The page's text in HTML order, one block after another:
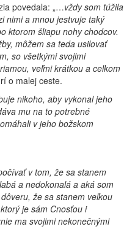
povedala: „…vždy som túžila
nimi a mnou jestvuje taký
ktorom šliapu nohy chod­cov.
môžem sa teda usilovať
so všetkými svojimi
veľmi krátkou a celkom
o malej ceste.
nikoho, aby vykonal jeho
mu na to potrebné
v jeho božskom
v tom, že sa stanem
a nedokonalá a aká som
že sa stanem veľ­kou
je sám Cnosťou i
ma svojimi nekoneč­nými